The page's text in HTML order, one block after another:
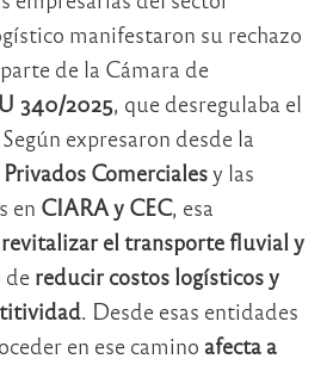
manifestaron su rechazo
de la Cámara de
340/2025, que desregulaba el
expresaron desde la
Comercialesy las
en CIARA y CEC, esa
revitalizar el transporte fluvial y
de reducir costos logísticos y
. Desde esas entidades
en ese camino afecta a